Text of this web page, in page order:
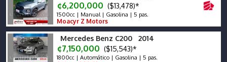
¢6,200,000 ($13,478)*
1500cc | Manual | Gasolina | 5 pas.
Moacyr Z Motors
Mercedes Benz C200 2014
¢7,150,000 ($15,543)*
1800cc | Automático | Gasolina | 5 pas.